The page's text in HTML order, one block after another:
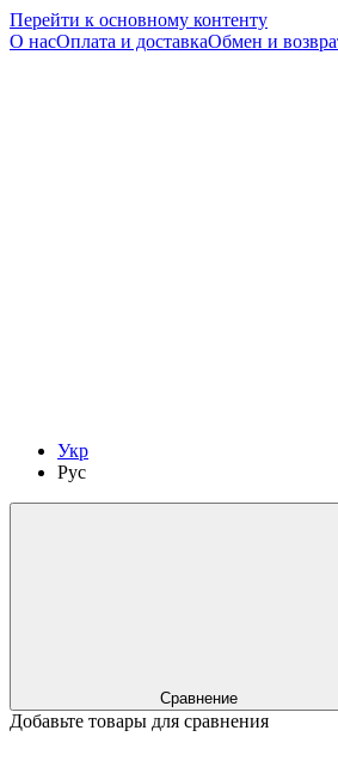
Перейти к основному контенту
О насОплата и доставкаОбмен и
Укр
Рус
Сравнение
Добавьте товары для сравнения